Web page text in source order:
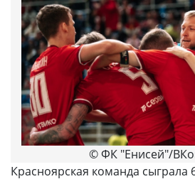
© ФК "Енисей"/
Красноярская команда сыграла